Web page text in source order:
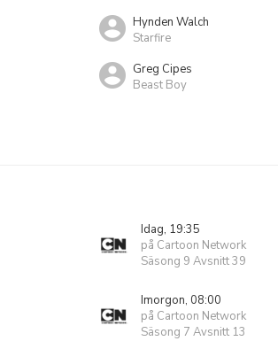
Hynden Walch
Starfire
Greg Cipes
Beast Boy
Idag, 19:35
på Cartoon Network
Säsong 9 Avsnitt 39
Imorgon, 08:00
på Cartoon Network
Säsong 7 Avsnitt 13